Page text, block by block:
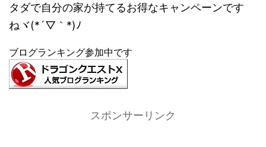
タダで自分の家が持てるお得なキャンペーンです
ねヾ(*´▽｀*)ﾉ
ブログランキング参加中です
スポンサーリンク